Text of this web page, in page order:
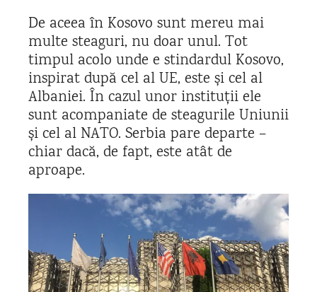
De aceea în Kosovo sunt mereu mai
multe steaguri, nu doar unul. Tot
timpul acolo unde e stindardul Kosovo,
inspirat după cel al UE, este și cel al
Albaniei. În cazul unor instituții ele
sunt acompaniate de steagurile Uniunii
și cel al NATO. Serbia pare departe –
chiar dacă, de fapt, este atât de
aproape.